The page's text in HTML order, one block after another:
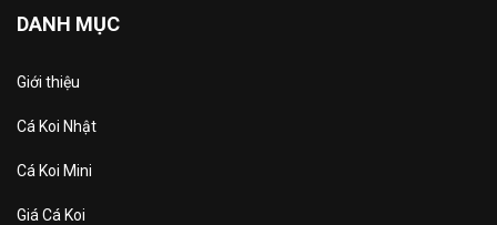
DANH MỤC
Giới thiệu
Cá Koi Nhật
Cá Koi Mini
Giá Cá Koi